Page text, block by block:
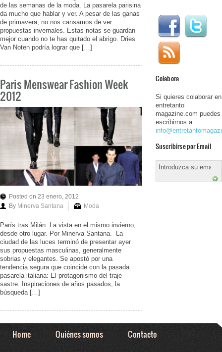
de las semanas de la moda. La pasarela parisina
da mucho que hablar y ver. A pesar de las ganas
de primavera, no nos cansamos de ver
propuestas invernales. Estas notas se guardan
mejor cuando no te has quitado el abrigo. Dries
Van Noten podría lograr que […]
Paris Menswear Fashion Week
2012
Posted on 23 enero, 2012
By Minerva Santana Moda
París tras Milán: La vista en el mismo invierno,
desde otro lugar. Por Minerva Santana. La
ciudad de las luces terminó de presentar ayer
sus propuestas masculinas, generalmente
sobrias y elegantes. Se apostó por una
tendencia segura que coincide con la pasada
pasarela italiana: El protagonismo del traje
sastre. Inspiraciones de años pasados, la
búsqueda […]
Colabora
Si quieres colaborar en
entretanto
magazine.com puedes
escribirnos a
Suscribirse por Email
Home Quiénes somos
Contacto